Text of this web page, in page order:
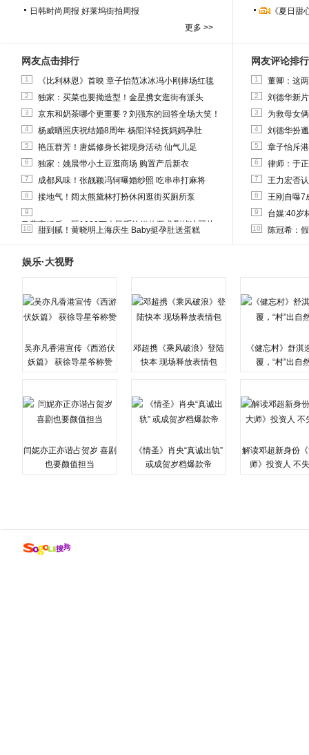
日韩时尚周报 好莱坞街拍周报
更多 >>
《夏日
网友点击排行
1 《比利林恩》首映 章子怡范冰冰冯小刚捧场红毯
2 独家：买菜也要拗造型！金星携女逛街有派头
3 京东和奶茶哪个更重要？刘强东的回答全场大笑！
4 杨威晒照庆祝结婚8周年 杨阳洋轻抚妈妈孕肚
5 艳压群芳！唐嫣修身长裙现身活动 仙气儿足
6 独家：姚晨带小土豆逛商场 购置产后新衣
7 成都风味！张靓颖冯轲曝婚纱照 吃串串打麻将
8 接地气！阔太熊黛林打扮休闲逛街买厕所泵
9
马蓉离婚后，砸1000万人民币给媒体要求删掉这照片
10 甜到腻！黄晓明上海庆生 Baby挺孕肚送蛋糕
网友评论排行
1 董卿：这
2 刘德华新
3 为救母女
4 刘德华扮
5 章子怡斥
6 律师：于
7 王力宏否
8 王刚自曝7
9 台媒:40岁
10 陈冠希：
娱乐·大视野
吴亦凡香港宣传《西游伏
妖篇》 获徐导星爷称赞
邓超携《乘风破浪》登陆
快本 现场释放表情包
《健忘村》舒淇
覆，“村”出自
闫妮亦正亦谐占贺岁 喜剧
也要颜值担当
《情圣》肖央“真诚出轨”
或成贺岁档爆款帝
解读邓超新身份
师》投资人 不